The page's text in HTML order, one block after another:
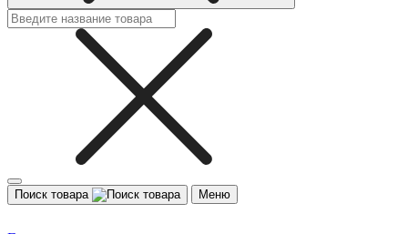
Поиск товара Меню